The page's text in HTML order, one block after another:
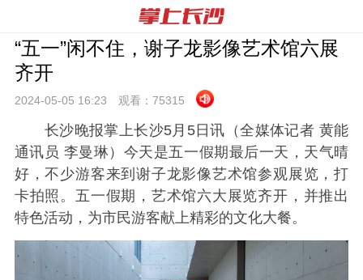
“五一”闲不住，谢子龙影像艺术馆六展
齐开
2024-05-05 16:23 观看： 75315
长沙晚报掌上长沙5月5日讯（全媒体记者 黄能
通讯员 李曼琳）今天是五一假期最后一天，天气晴
好，不少游客来到谢子龙影像艺术馆参观展览，打
卡拍照。五一假期，艺术馆六大展览齐开，并推出
特色活动，为市民游客献上精彩的文化大餐。